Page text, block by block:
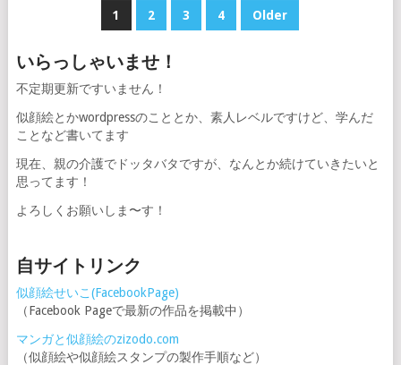
の
ペ
ー
ジ
送
り
1 2 3 4 Older
いらっしゃいませ！
不定期更新ですいません！
似顔絵とかwordpressのこととか、素人レベルですけど、学んだ
ことなど書いてます
現在、親の介護でドッタバタですが、なんとか続けていきたいと
思ってます！
よろしくお願いしま〜す！
自サイトリンク
似顔絵せいこ(FacebookPage)
（Facebook Pageで最新の作品を掲載中）
マンガと似顔絵のzizodo.com
（似顔絵や似顔絵スタンプの製作手順など）